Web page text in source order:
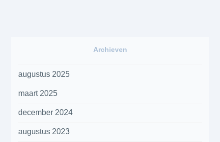
Archieven
augustus 2025
maart 2025
december 2024
augustus 2023